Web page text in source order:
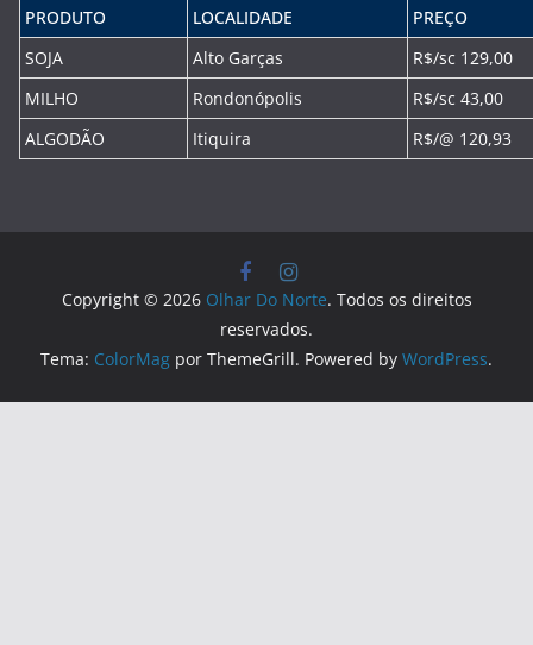
PRODUTO LOCALIDADE
PREÇO
SOJA
Alto Garças
R$/sc 129,00
MILHO
Rondonópolis
R$/sc 43,00
ALGODÃO
Itiquira R$/@ 120,93
Copyright © 2026 Olhar Do Norte. Todos os direitos
reservados.
Tema: ColorMag por ThemeGrill. Powered by WordPress.